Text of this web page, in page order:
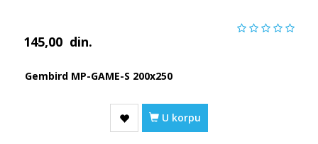
145,00 din.
Gembird MP-GAME-S 200x250
U korpu